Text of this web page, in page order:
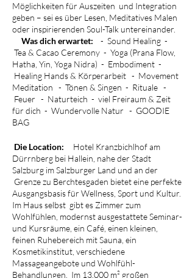
Möglichkeiten für Auszeiten und Integration
geben – sei es über Lesen, Meditatives Malen
oder inspirierenden Soul-Talk untereinander.
Was dich erwartet:
- Sound Healing -
Tea & Cacao Ceremony - Yoga (Prana Flow,
Hatha, Yin, Yoga Nidra) - Embodiment -
Healing Hands & Körperarbeit - Movement
Meditation - Tönen & Singen - Rituale -
Feuer - Naturteich - viel Freiraum & Zeit
für dich - Wundervolle Natur - GOODIE
BAG
Die Location: Hotel Kranzbichlhof am
Dürrnberg bei Hallein, nahe der Stadt
Salzburg im Salzburger Land und an der
Grenze zu Berchtesgaden bietet eine perfekte
Ausgangsbasis für Wellness, Sport und Kultur.
Im Haus selbst gibt es Zimmer zum
Wohlfühlen, modernst ausgestattete Seminar-
und Kursräume, ein Café, einen kleinen,
feinen Ruhebereich mit Sauna, ein
Kosmetikinstitut, verschiedene
Massageangebote und Wohlfühl-
Behandlungen. Im 13.000 m² großen